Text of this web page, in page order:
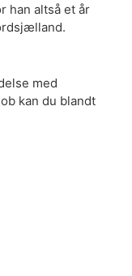
han altså et år
med
kan du blandt